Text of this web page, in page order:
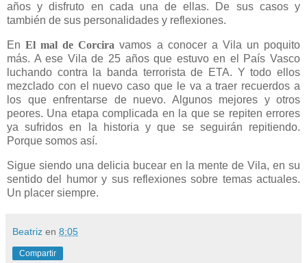
años y disfruto en cada una de ellas. De sus casos y
también de sus personalidades y reflexiones.
EnEl mal de Corcira vamos a conocer a Vila un poquito
más. A ese Vila de 25 años que estuvo en el País Vasco
luchando contra la banda terrorista de ETA. Y todo ellos
mezclado con el nuevo caso que le va a traer recuerdos a
los que enfrentarse de nuevo. Algunos mejores y otros
peores. Una etapa complicada en la que se repiten errores
ya sufridos en la historia y que se seguirán repitiendo.
Porque somos así.
Sigue siendo una delicia bucear en la mente de Vila, en su
sentido del humor y sus reflexiones sobre temas actuales.
Un placer siempre.
Beatriz en 8:05
Compartir